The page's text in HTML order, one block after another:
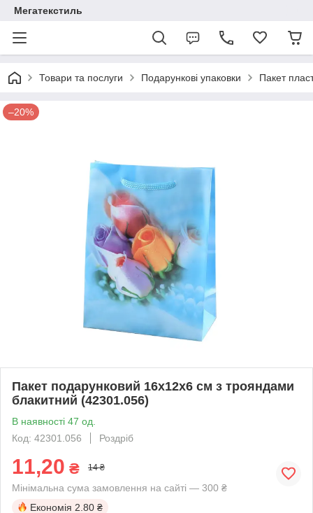
Мегатекстиль
Товари та послуги Подарункові упаковки Пакет
–20%
Пакет подарунковий 16х12х6 см з трояндами
блакитний (42301.056)
В наявності 47 од.
Код: 42301.056
Роздріб
11,20 ₴ 14 ₴
Мінімальна сума замовлення на сайті — 300 ₴
Економія 2.80 ₴